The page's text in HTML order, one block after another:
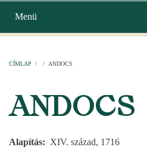
Main
navigation
Menü
CÍMLAP / / ANDOCS
ANDOCS
Alapítás
XIV. század, 1716